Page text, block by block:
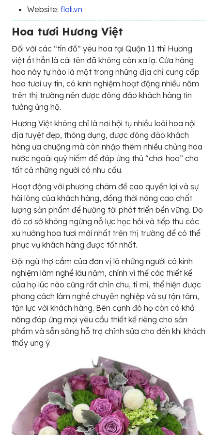
Website: floli.vn
Hoa tươi Hương Việt
Đối với các “tín đồ” yêu hoa tại Quận 11 thì Hương
việt ắt hẳn là cái tên đã không còn xa lạ. Cửa hàng
hoa này tự hào là một trong những địa chỉ cung cấp
hoa tươi uy tín, có kinh nghiệm hoạt động nhiều năm
trên thị trường nên được đông đảo khách hàng tin
tưởng ủng hộ.
Hương Việt không chỉ là nơi hội tụ nhiều loài hoa nội
địa tuyệt đẹp, thông dụng, được đông đảo khách
hàng ưa chuộng mà còn nhập thêm nhiều chủng hoa
nước ngoài quý hiếm để đáp ứng thú “chơi hoa” cho
tất cả những người có nhu cầu.
Hoạt động với phương châm đề cao quyền lợi và sự
hài lòng của khách hàng, đồng thời nâng cao chất
lượng sản phẩm để hướng tới phát triển bền vững. Do
đó cơ sở không ngừng nỗ lực học hỏi và tiếp thu các
xu hướng hoa tươi mới nhất trên thị trường để có thể
phục vụ khách hàng được tốt nhất.
Đội ngũ thợ cắm của đơn vị là những người có kinh
nghiệm làm nghề lâu năm, chính vì thế các thiết kế
của họ lúc nào cũng rất chỉn chu, tỉ mỉ, thể hiện được
phong cách làm nghề chuyên nghiệp và sự tận tâm,
tận lực với khách hàng. Bên cạnh đó họ còn có khả
năng đáp ứng mọi yêu cầu thiết kế riêng cho sản
phẩm và sẵn sàng hỗ trợ chỉnh sửa cho đến khi khách
thấy ưng ý.